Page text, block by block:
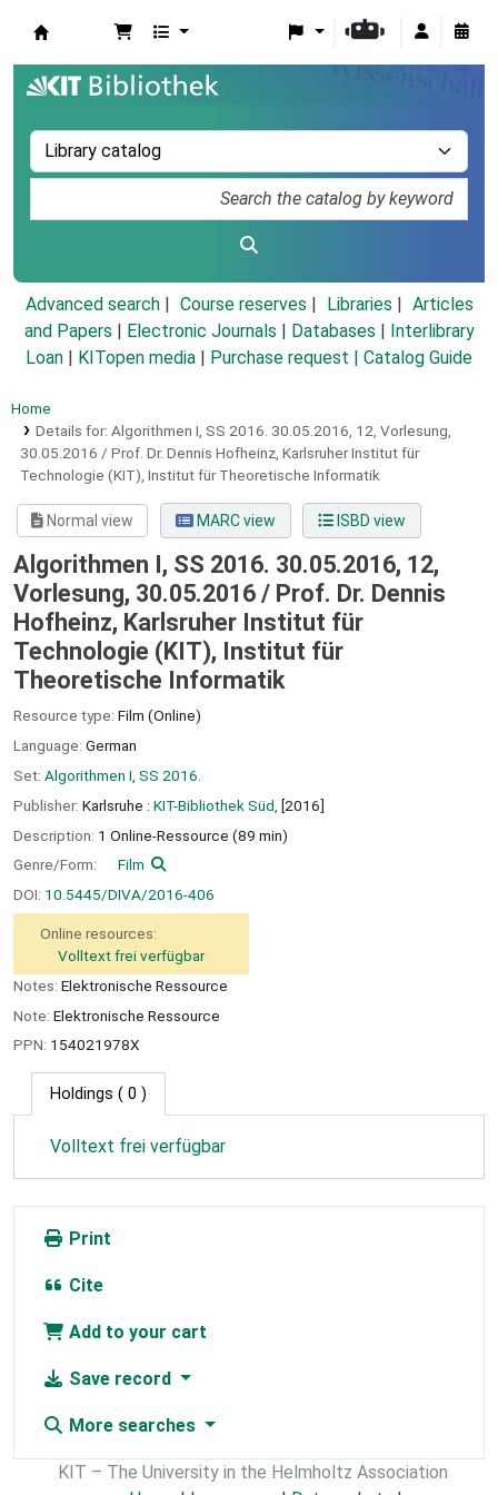
Advanced search Course reserves Libraries
Articles
and Papers
Electronic Journals Databases
Interlibrary
Loan
KITopen media Purchase request | Catalog Guide
Home
Details for: Algorithmen I, SS 2016. 30.05.2016, 12, Vorlesung,
30.05.2016 / Prof. Dr. Dennis Hofheinz, Karlsruher Institut für
Technologie (KIT), Institut für Theoretische Informatik
Normal view MARC view ISBD view
Algorithmen I, SS 2016. 30.05.2016, 12,
Vorlesung, 30.05.2016 / Prof. Dr. Dennis
Hofheinz, Karlsruher Institut für
Technologie (KIT), Institut für
Theoretische Informatik
Resource type: Film (Online)
Language: German
Set: Algorithmen I, SS 2016.
Publisher: Karlsruhe : KIT-Bibliothek Süd, [2016]
Description: 1 Online-Ressource (89 min)
Genre/Form:
Film
DOI: 10.5445/DIVA/2016-406
Online resources:
Volltext frei verfügbar
Notes: Elektronische Ressource
Note: Elektronische Ressource
PPN: 154021978X
Holdings ( 0 )
Volltext frei verfügbar
Print
Cite
Add to your cart
Save record
More searches
KIT – The University in the Helmholtz Association